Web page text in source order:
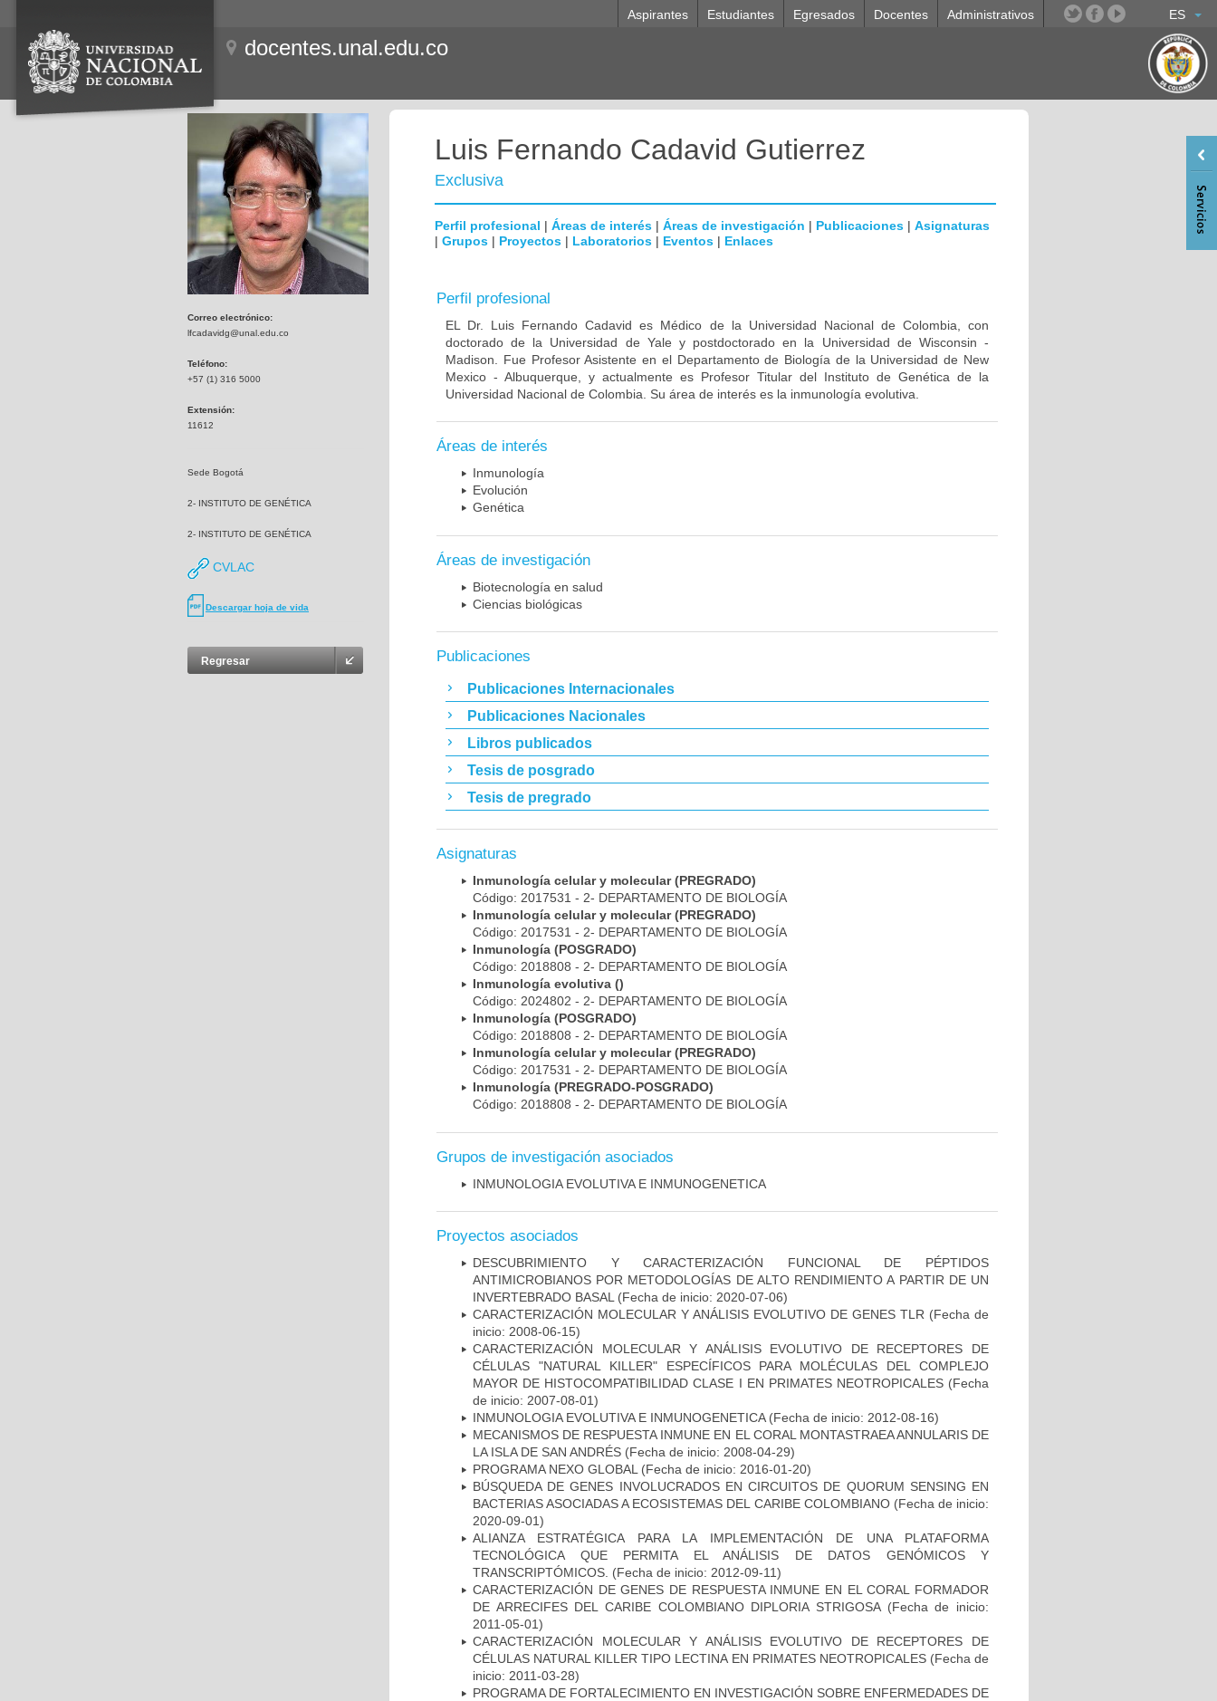
ES
Aspirantes Estudiantes Egresados Docentes Administrativos
docentes.unal.edu.co
Correo electrónico:
lfcadavidg@unal.edu.co
Teléfono:
+57 (1) 316 5000
Extensión:
11612
Sede Bogotá
2- INSTITUTO DE GENÉTICA
2- INSTITUTO DE GENÉTICA
CVLAC
Descargar hoja de vida
Regresar
Luis Fernando Cadavid Gutierrez
Exclusiva
Perfil profesional | Áreas de interés | Áreas de investigación | Publicaciones | Asignaturas
| Grupos | Proyectos | Laboratorios | Eventos | Enlaces
Perfil profesional
EL Dr. Luis Fernando Cadavid es Médico de la Universidad Nacional de Colombia, con
doctorado de la Universidad de Yale y postdoctorado en la Universidad de Wisconsin -
Madison. Fue Profesor Asistente en el Departamento de Biología de la Universidad de New
Mexico - Albuquerque, y actualmente es Profesor Titular del Instituto de Genética de la
Universidad Nacional de Colombia. Su área de interés es la inmunología evolutiva.
Áreas de interés
Inmunología
Evolución
Genética
Áreas de investigación
Biotecnología en salud
Ciencias biológicas
Publicaciones
Publicaciones Internacionales
Publicaciones Nacionales
Libros publicados
Tesis de posgrado
Tesis de pregrado
Asignaturas
Inmunología celular y molecular (PREGRADO)
Código: 2017531 - 2- DEPARTAMENTO DE BIOLOGÍA
Inmunología celular y molecular (PREGRADO)
Código: 2017531 - 2- DEPARTAMENTO DE BIOLOGÍA
Inmunología (POSGRADO)
Código: 2018808 - 2- DEPARTAMENTO DE BIOLOGÍA
Inmunología evolutiva ()
Código: 2024802 - 2- DEPARTAMENTO DE BIOLOGÍA
Inmunología (POSGRADO)
Código: 2018808 - 2- DEPARTAMENTO DE BIOLOGÍA
Inmunología celular y molecular (PREGRADO)
Código: 2017531 - 2- DEPARTAMENTO DE BIOLOGÍA
Inmunología (PREGRADO-POSGRADO)
Código: 2018808 - 2- DEPARTAMENTO DE BIOLOGÍA
Grupos de investigación asociados
INMUNOLOGIA EVOLUTIVA E INMUNOGENETICA
Proyectos asociados
DESCUBRIMIENTO Y CARACTERIZACIÓN FUNCIONAL DE PÉPTIDOS
ANTIMICROBIANOS POR METODOLOGÍAS DE ALTO RENDIMIENTO A PARTIR DE UN
INVERTEBRADO BASAL (Fecha de inicio: 2020-07-06)
CARACTERIZACIÓN MOLECULAR Y ANÁLISIS EVOLUTIVO DE GENES TLR (Fecha de
inicio: 2008-06-15)
CARACTERIZACIÓN MOLECULAR Y ANÁLISIS EVOLUTIVO DE RECEPTORES DE
CÉLULAS "NATURAL KILLER" ESPECÍFICOS PARA MOLÉCULAS DEL COMPLEJO
MAYOR DE HISTOCOMPATIBILIDAD CLASE I EN PRIMATES NEOTROPICALES(Fecha
de inicio: 2007-08-01)
INMUNOLOGIA EVOLUTIVA E INMUNOGENETICA(Fecha de inicio: 2012-08-16)
MECANISMOS DE RESPUESTA INMUNE EN EL CORAL MONTASTRAEA ANNULARIS DE
LA ISLA DE SAN ANDRÉS (Fecha de inicio: 2008-04-29)
PROGRAMA NEXO GLOBAL (Fecha de inicio: 2016-01-20)
BÚSQUEDA DE GENES INVOLUCRADOS EN CIRCUITOS DE QUORUM SENSING EN
BACTERIAS ASOCIADAS A ECOSISTEMAS DEL CARIBE COLOMBIANO(Fecha de inicio:
2020-09-01)
ALIANZA ESTRATÉGICA PARA LA IMPLEMENTACIÓN DE UNA PLATAFORMA
TECNOLÓGICA QUE PERMITA EL ANÁLISIS DE DATOS GENÓMICOS Y
TRANSCRIPTÓMICOS. (Fecha de inicio: 2012-09-11)
CARACTERIZACIÓN DE GENES DE RESPUESTA INMUNE EN EL CORAL FORMADOR
DE ARRECIFES DEL CARIBE COLOMBIANO DIPLORIA STRIGOSA(Fecha de inicio:
2011-05-01)
CARACTERIZACIÓN MOLECULAR Y ANÁLISIS EVOLUTIVO DE RECEPTORES DE
CÉLULAS NATURAL KILLER TIPO LECTINA EN PRIMATES NEOTROPICALES(Fecha de
inicio: 2011-03-28)
PROGRAMA DE FORTALECIMIENTO EN INVESTIGACIÓN SOBRE ENFERMEDADES DE